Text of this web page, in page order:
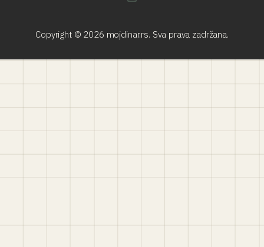
Copyright © 2026 mojdinar.rs. Sva prava zadržana.